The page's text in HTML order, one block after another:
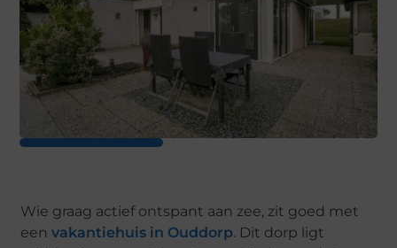
Wie graag actief ontspant aan zee, zit goed met
eenvakantiehuis in Ouddorp. Dit dorp ligt